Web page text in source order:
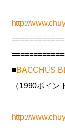
http://
■BACCHUS
（1990ポイン
http://